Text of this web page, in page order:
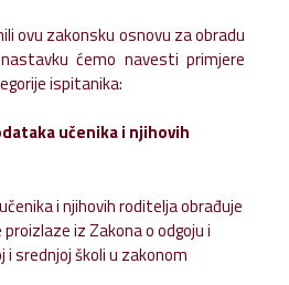
ovu zakonsku osnovu za obradu
ćemo navesti primjere
ispitanika:
učenika i njihovih
i njihovih roditelja obrađuje
iz Zakona o odgoju i
srednjoj školi u zakonom